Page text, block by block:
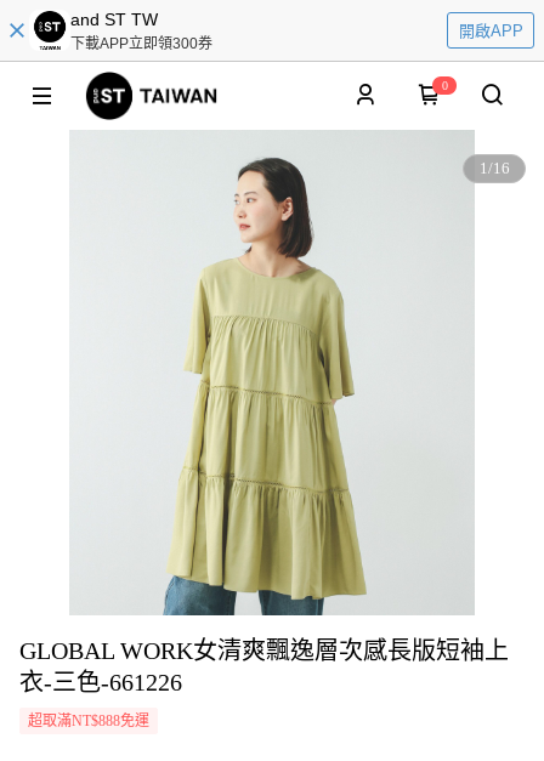
and ST TW
下載APP立即領300券
開啟APP
0
1/16
GLOBAL WORK女清爽飄逸層次感長版短袖上
衣-三色-661226
超取滿NT$888免運